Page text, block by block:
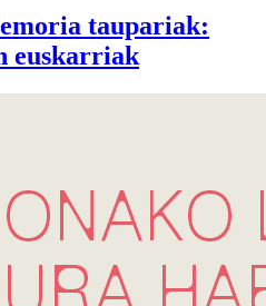
taupariak:
euskarriak